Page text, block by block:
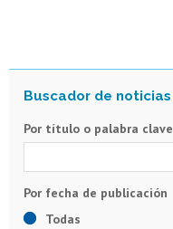
Por título o palabra clave
Todas